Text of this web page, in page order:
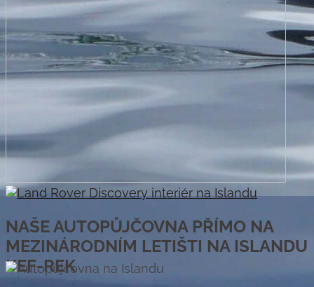
NAŠE AUTOPŮJČOVNA PŘÍMO NA
MEZINÁRODNÍM LETIŠTI NA ISLANDU
KEF-REK